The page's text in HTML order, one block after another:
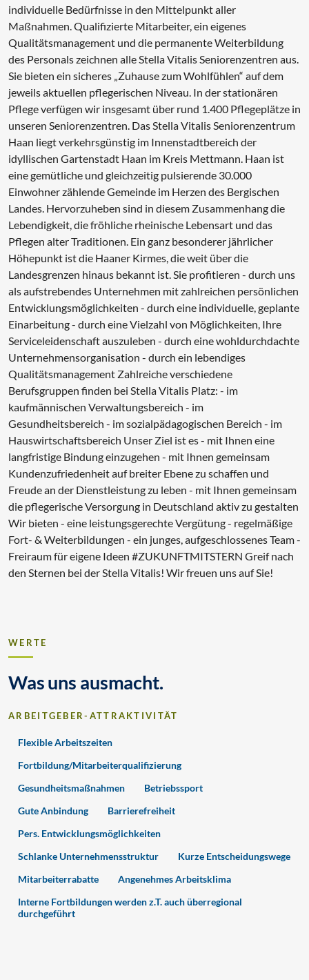
individuelle Bedürfnisse in den Mittelpunkt aller
Maßnahmen. Qualifizierte Mitarbeiter, ein eigenes
Qualitätsmanagement und die permanente Weiterbildung
des Personals zeichnen alle Stella Vitalis Seniorenzentren aus.
Sie bieten ein sicheres „Zuhause zum Wohlfühlen“ auf dem
jeweils aktuellen pflegerischen Niveau. In der stationären
Pflege verfügen wir insgesamt über rund 1.400 Pflegeplätze in
unseren Seniorenzentren. Das Stella Vitalis Seniorenzentrum
Haan liegt verkehrsgünstig im Innenstadtbereich der
idyllischen Gartenstadt Haan im Kreis Mettmann. Haan ist
eine gemütliche und gleichzeitig pulsierende 30.000
Einwohner zählende Gemeinde im Herzen des Bergischen
Landes. Hervorzuheben sind in diesem Zusammenhang die
Lebendigkeit, die fröhliche rheinische Lebensart und das
Pflegen alter Traditionen. Ein ganz besonderer jährlicher
Höhepunkt ist die Haaner Kirmes, die weit über die
Landesgrenzen hinaus bekannt ist. Sie profitieren - durch uns
als aufstrebendes Unternehmen mit zahlreichen persönlichen
Entwicklungsmöglichkeiten - durch eine individuelle, geplante
Einarbeitung - durch eine Vielzahl von Möglichkeiten, Ihre
Serviceleidenschaft auszuleben - durch eine wohldurchdachte
Unternehmensorganisation - durch ein lebendiges
Qualitätsmanagement Zahlreiche verschiedene
Berufsgruppen finden bei Stella Vitalis Platz: - im
kaufmännischen Verwaltungsbereich - im
Gesundheitsbereich - im sozialpädagogischen Bereich - im
Hauswirtschaftsbereich Unser Ziel ist es - mit Ihnen eine
langfristige Bindung einzugehen - mit Ihnen gemeinsam
Kundenzufriedenheit auf breiter Ebene zu schaffen und
Freude an der Dienstleistung zu leben - mit Ihnen gemeinsam
die pflegerische Versorgung in Deutschland aktiv zu gestalten
Wir bieten - eine leistungsgerechte Vergütung - regelmäßige
Fort- & Weiterbildungen - ein junges, aufgeschlossenes Team -
Freiraum für eigene Ideen #ZUKUNFTMITSTERN Greif nach
den Sternen bei der Stella Vitalis! Wir freuen uns auf Sie!
WERTE
Was uns ausmacht.
ARBEITGEBER-ATTRAKTIVITÄT
Flexible Arbeitszeiten
Fortbildung/Mitarbeiterqualifizierung
Gesundheitsmaßnahmen
Betriebssport
Gute Anbindung
Barrierefreiheit
Pers. Entwicklungsmöglichkeiten
Schlanke Unternehmensstruktur
Kurze Entscheidungswege
Mitarbeiterrabatte
Angenehmes Arbeitsklima
Interne Fortbildungen werden z.T. auch überregional
durchgeführt